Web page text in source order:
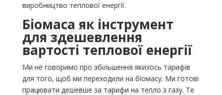
виробництво теплової енергії.
Біомаса як інструмент
для здешевлення
вартості теплової енергії
Ми не говоримо про збільшення якихось тарифів
для того, щоб ми переходили на біомасу. Ми готові
працювати дешевше за тарифи на тепло з газу. Те